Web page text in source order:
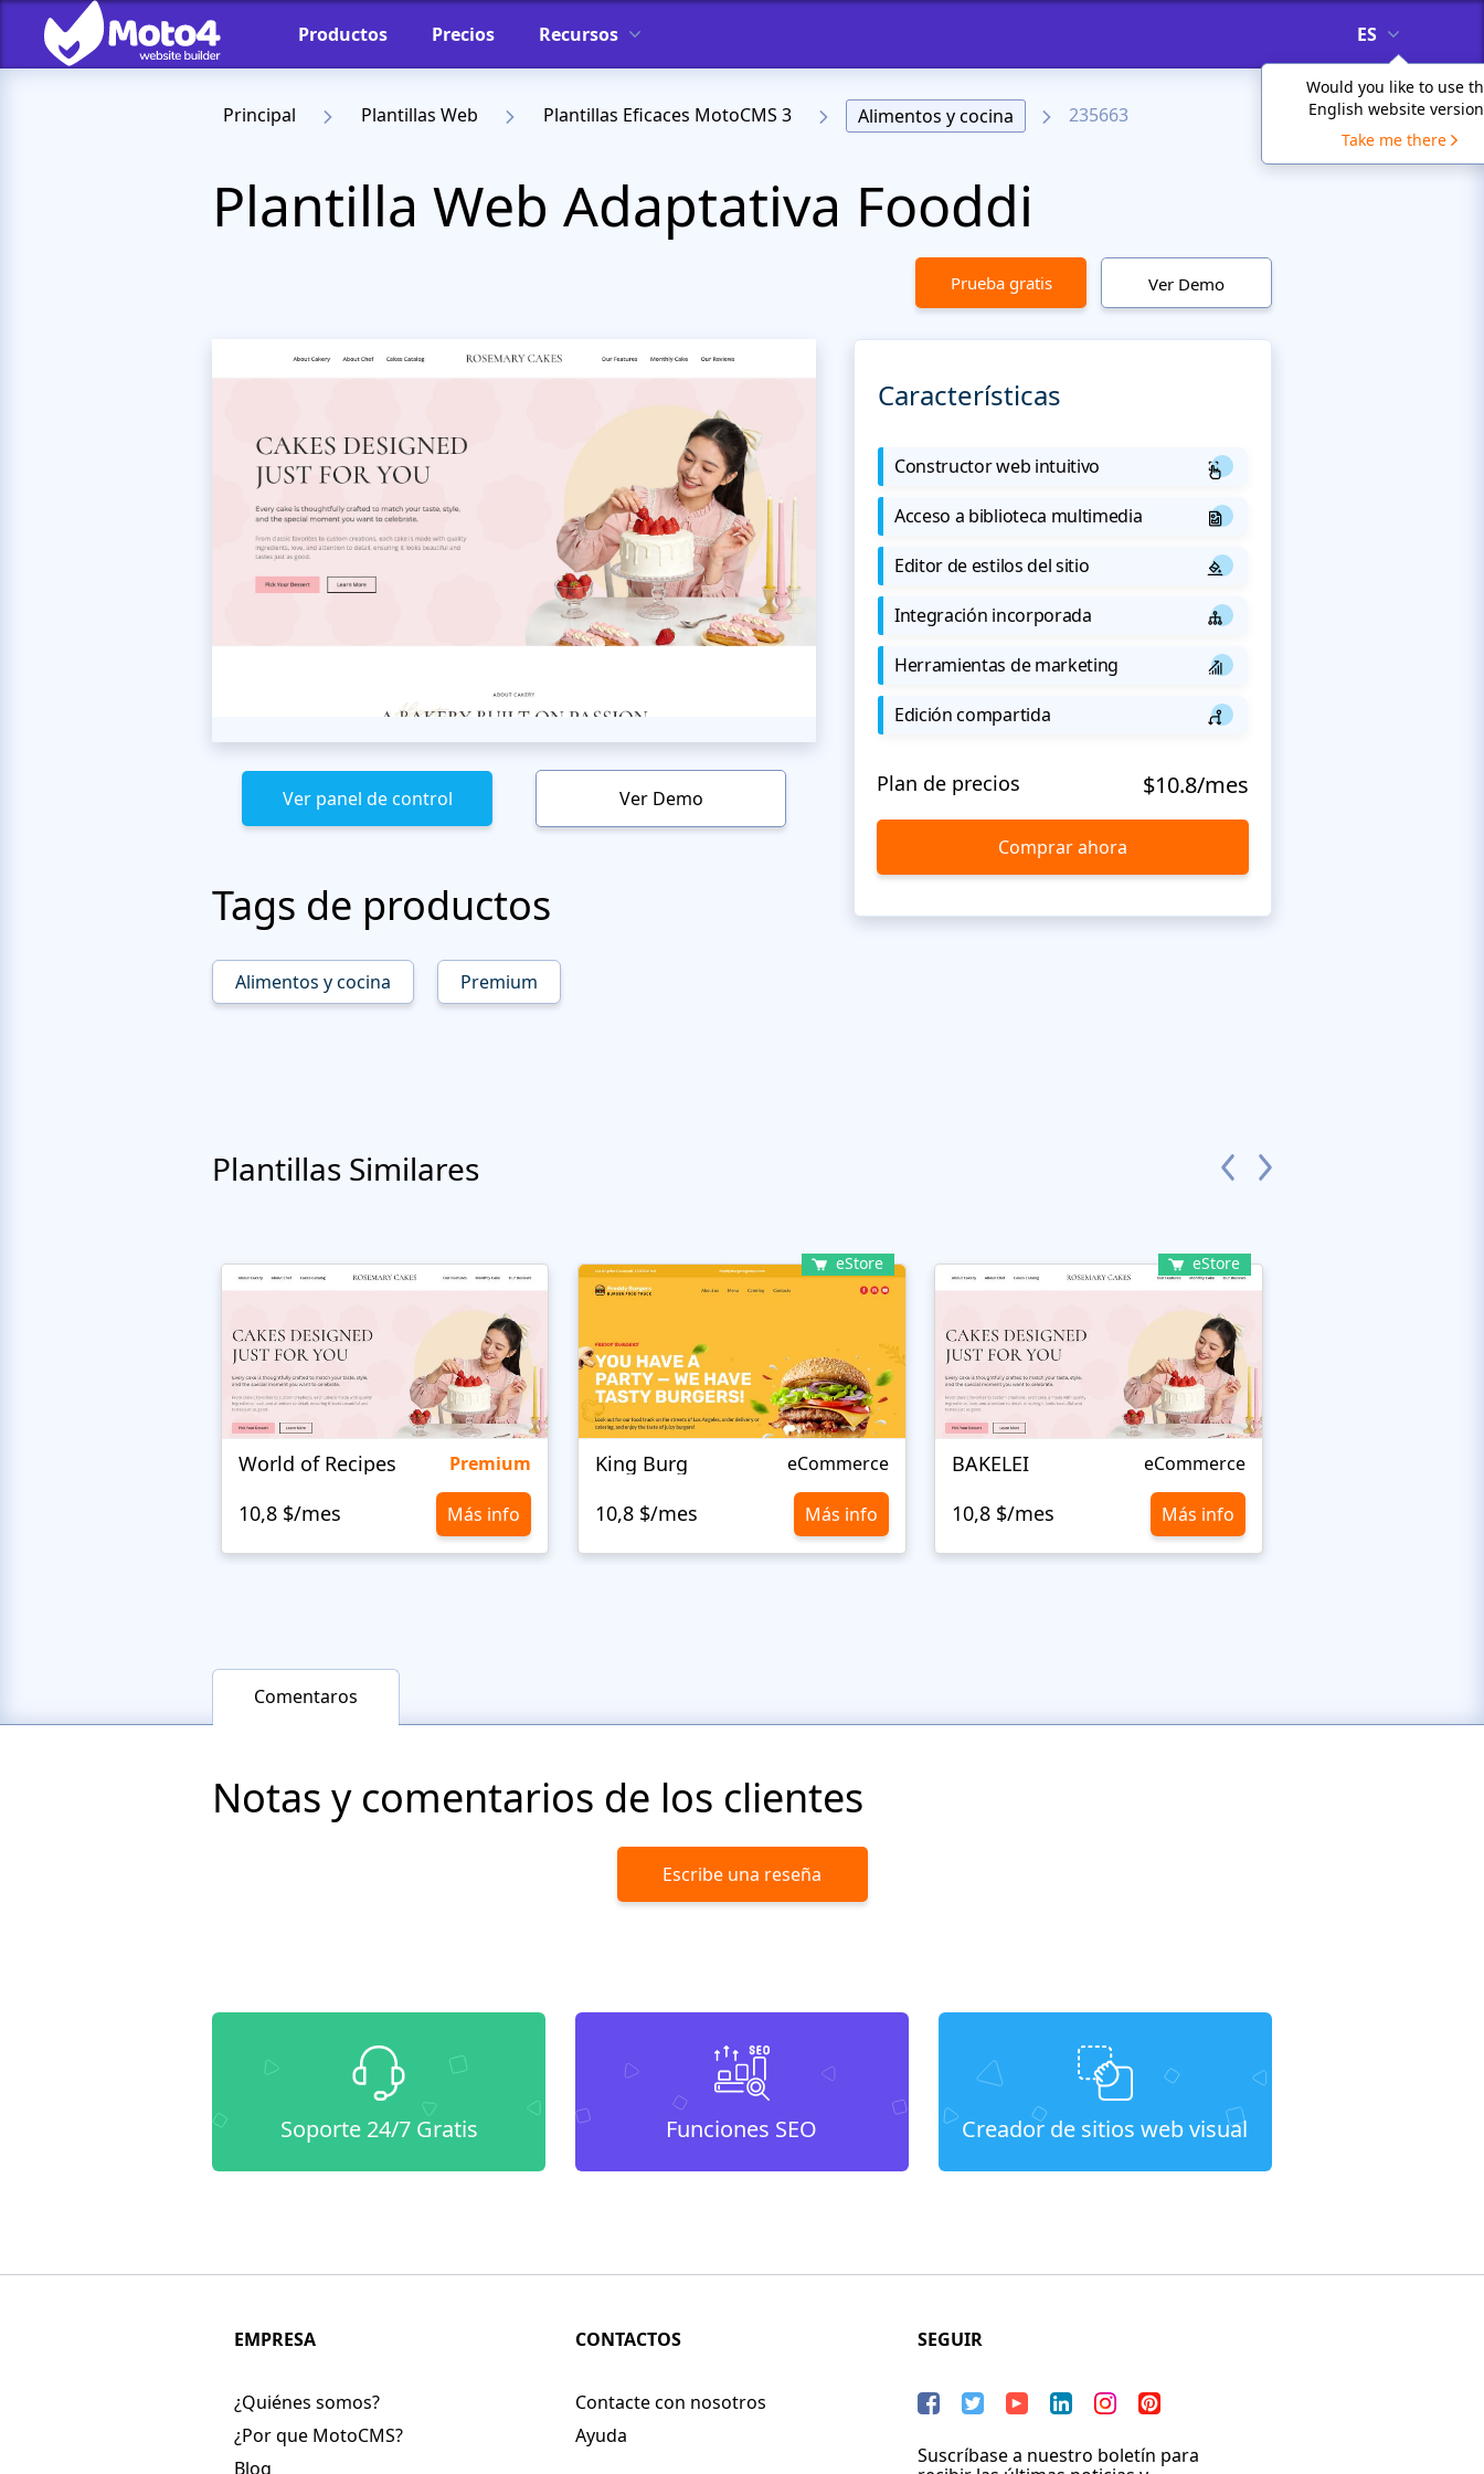
Productos Precios Recursos ES
Would you like to use
English website
Take me there
Principal Plantillas Web Plantillas Eficaces MotoCMS 3 Alimentos y cocina 235663
Plantilla Web Adaptativa Fooddi
Prueba gratis Ver Demo
Ver panel de control Ver Demo
Tags de productos
Alimentos y cocina Premium
Características
Constructor web intuitivo
Acceso a biblioteca multimedia
Editor de estilos del sitio
Integración incorporada
Herramientas de marketing
Edición compartida
Plan de precios $10.8/mes
Comprar ahora
Plantillas Similares
World of Recipes Premium
10,8 $/mes Más info
eStore
King Burg eCommerce
10,8 $/mes Más info
eStore
BAKELEI eCommerce
10,8 $/mes Más info
Comentaros
Notas y comentarios de los clientes
Escribe una reseña
Soporte 24/7 Gratis Funciones SEO Creador de sitios web visual
EMPRESA
¿Quiénes somos?
¿Por que MotoCMS?
Blog
CONTACTOS
Contacte con nosotros
Ayuda
SEGUIR
Suscríbase a nuestro boletín para